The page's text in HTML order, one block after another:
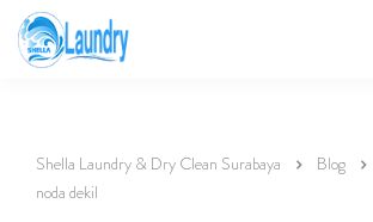
Shella Laundry & Dry Clean Surabaya Blog
noda dekil